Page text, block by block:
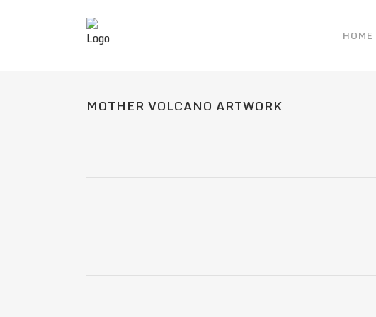
HOME
MOTHER VOLCANO ARTWORK